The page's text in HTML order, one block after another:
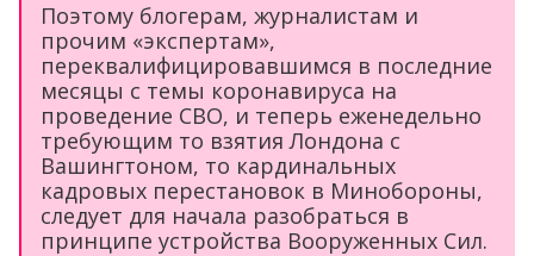
Поэтому блогерам, журналистам и
прочим «экспертам»,
переквалифицировавшимся в последние
месяцы с темы коронавируса на
проведение СВО, и теперь еженедельно
требующим то взятия Лондона с
Вашингтоном, то кардинальных
кадровых перестановок в Минобороны,
следует для начала разобраться в
принципе устройства Вооруженных Сил.